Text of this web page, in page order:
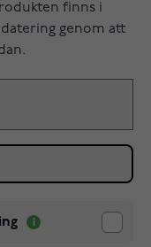
finns i
genom att